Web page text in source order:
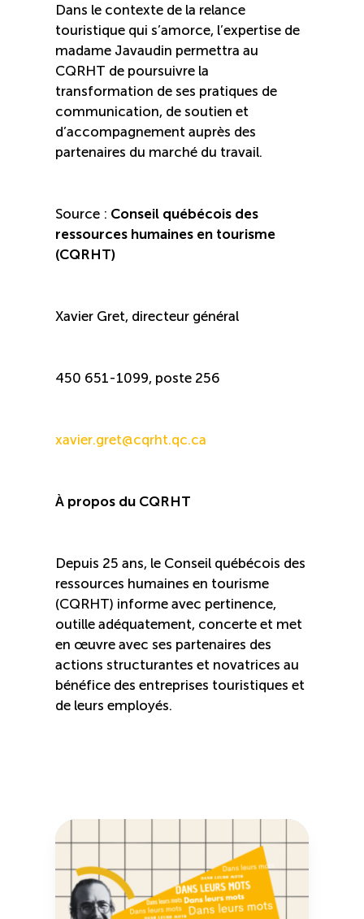
Devenir membre
Catalogue de formations en ligne
Dans le contexte de la relance
touristique qui s’amorce, l’expertise de
madame Javaudin permettra au
CQRHT de poursuivre la
transformation de ses pratiques de
communication, de soutien et
d’accompagnement auprès des
partenaires du marché du travail.
Source : Conseil québécois des
ressources humaines en tourisme
(CQRHT)
Xavier Gret, directeur général
450 651-1099, poste 256
xavier.gret@cqrht.qc.ca
À propos du CQRHT
Depuis 25 ans, le Conseil québécois des
ressources humaines en tourisme
(CQRHT) informe avec pertinence,
outille adéquatement, concerte et met
en œuvre avec ses partenaires des
actions structurantes et novatrices au
bénéfice des entreprises touristiques et
de leurs employés.